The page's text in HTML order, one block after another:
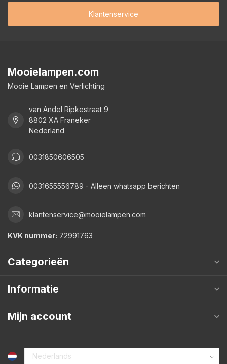
Klantenservice
Mooielampen.com
Mooie Lampen en Verlichting
van Andel Ripkestraat 9
8802 XA Franeker
Nederland
0031850606505
0031655556789 - Alleen whatsapp berichten
klantenservice@mooielampen.com
KVK nummer: 72991763
Categorieën
Informatie
Mijn account